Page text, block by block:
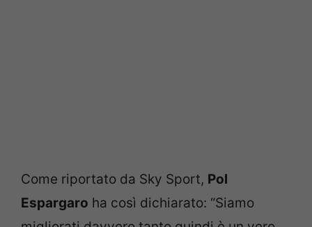
Come riportato da Sky Sport, Pol
Espargaro ha così dichiarato: “Siamo